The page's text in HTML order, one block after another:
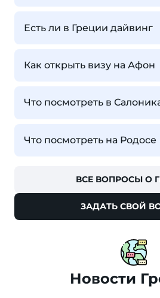
Есть ли в Греции дайвинг
Как открыть визу на Афон
Что посмотреть в
Что посмотреть на Родосе
ВСЕ ВОПРОСЫ О
ЗАДАТЬ СВОЙ
Новости